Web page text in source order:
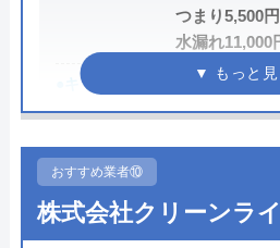
野上 信寛
創業・設立 2010年8月1日
所在地
〒861-8006
対応エリア
熊本市内全域
熊本市以外の熊
つまり5,500
水漏れ11,000
●キャンペーン
HP限定割
3,000円割引
●駆けつけ時間 最短15分
●定休日 年中無休
おすすめ業者⑩
株式会社クリーンラ